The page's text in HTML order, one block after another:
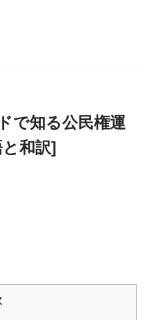
で知る公民権運
和訳]